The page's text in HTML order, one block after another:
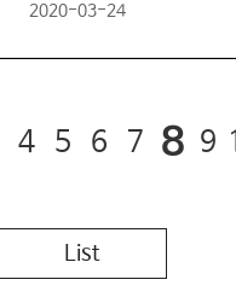
2020-03-24
4 5 6 7 8 9
List